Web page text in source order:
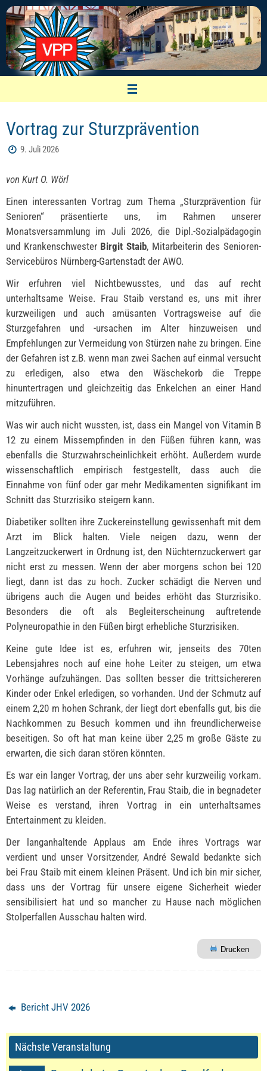
Zum
Inhalt
springen
Vereinigung pensionierter Polizeibeamter
Vortrag zur Sturzprävention
9. Juli 2026
von Kurt O. Wörl
Einen interessanten Vortrag zum Thema „Sturzprävention für
Senioren“ präsentierte uns, im Rahmen unserer
Monatsversammlung im Juli 2026, die Dipl.-Sozialpädagogin
und Krankenschwester Birgit Staib, Mitarbeiterin des Senioren-
Servicebüros Nürnberg-Gartenstadt der AWO.
Wir erfuhren viel Nichtbewusstes, und das auf recht
unterhaltsame Weise. Frau Staib verstand es, uns mit ihrer
kurzweiligen und auch amüsanten Vortragsweise auf die
Sturzgefahren und -ursachen im Alter hinzuweisen und
Empfehlungen zur Vermeidung von Stürzen nahe zu bringen. Eine
der Gefahren ist z.B. wenn man zwei Sachen auf einmal versucht
zu erledigen, also etwa den Wäschekorb die Treppe
hinuntertragen und gleichzeitig das Enkelchen an einer Hand
mitzuführen.
Was wir auch nicht wussten, ist, dass ein Mangel von Vitamin B
12 zu einem Missempfinden in den Füßen führen kann, was
ebenfalls die Sturzwahrscheinlichkeit erhöht. Außerdem wurde
wissenschaftlich empirisch festgestellt, dass auch die
Einnahme von fünf oder gar mehr Medikamenten signifikant im
Schnitt das Sturzrisiko steigern kann.
Diabetiker sollten ihre Zuckereinstellung gewissenhaft mit dem
Arzt im Blick halten. Viele neigen dazu, wenn der
Langzeitzuckerwert in Ordnung ist, den Nüchternzuckerwert gar
nicht erst zu messen. Wenn der aber morgens schon bei 120
liegt, dann ist das zu hoch. Zucker schädigt die Nerven und
übrigens auch die Augen und beides erhöht das Sturzrisiko.
Besonders die oft als Begleiterscheinung auftretende
Polyneuropathie in den Füßen birgt erhebliche Sturzrisiken.
Keine gute Idee ist es, erfuhren wir, jenseits des 70ten
Lebensjahres noch auf eine hohe Leiter zu steigen, um etwa
Vorhänge aufzuhängen. Das sollten besser die trittsichereren
Kinder oder Enkel erledigen, so vorhanden. Und der Schmutz auf
einem 2,20 m hohen Schrank, der liegt dort ebenfalls gut, bis die
Nachkommen zu Besuch kommen und ihn freundlicherweise
beseitigen. So oft hat man keine über 2,25 m große Gäste zu
erwarten, die sich daran stören könnten.
Es war ein langer Vortrag, der uns aber sehr kurzweilig vorkam.
Das lag natürlich an der Referentin, Frau Staib, die in begnadeter
Weise es verstand, ihren Vortrag in ein unterhaltsames
Entertainment zu kleiden.
Der langanhaltende Applaus am Ende ihres Vortrags war
verdient und unser Vorsitzender, André Sewald bedankte sich
bei Frau Staib mit einem kleinen Präsent. Und ich bin mir sicher,
dass uns der Vortrag für unsere eigene Sicherheit wieder
sensibilisiert hat und so mancher zu Hause nach möglichen
Stolperfallen Ausschau halten wird.
Drucken
Bericht JHV 2026
Nächste Veranstaltung